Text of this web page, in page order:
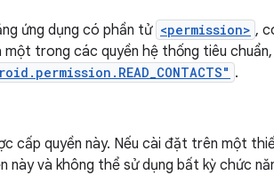
ứng dụng có phần tử <permission> ,
trong các quyền hệ thống tiêu
.
cấp quyền này. Nếu cài đặt trên một
này và không thể sử dụng bất kỳ chức